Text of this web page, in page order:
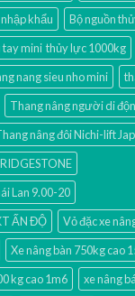
khẩu
Bộ nguồn
tay mini thủy lực 1000kg
nang sieu nho mini
Thang nâng người di
nâng đôi Nichi-lift
Lan 9.00-20
ẤN ĐỘ
Vỏ đặc xe
Xe nâng bàn 750kg cao
kg cao 1m6
xe nâng